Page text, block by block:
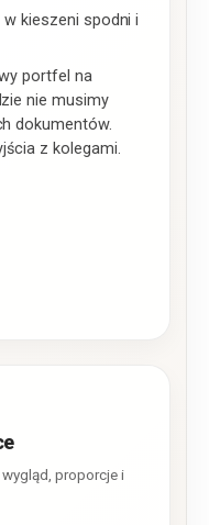
kieszeni spodni i
portfel na
nie musimy
dokumentów.
z kolegami.
proporcje i